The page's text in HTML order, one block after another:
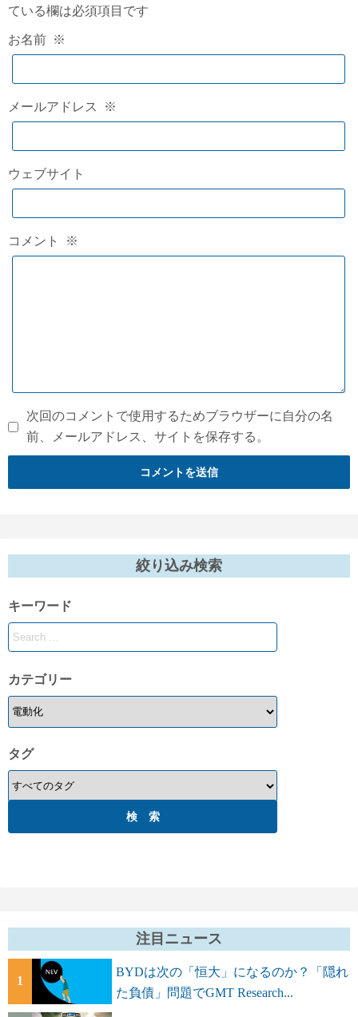
ている欄は必須項目です
お名前 ※
メールアドレス ※
ウェブサイト
コメント ※
次回のコメントで使用するためブラウザーに自分の名
前、メールアドレス、サイトを保存する。
絞り込み検索
キーワード
カテゴリー
タグ
注目ニュース
1
BYDは次の「恒大」になるのか？「隠れ
た負債」問題でGMT Research...